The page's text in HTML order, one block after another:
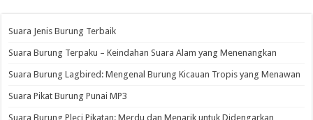
Suara Jenis Burung Terbaik
Suara Burung Terpaku – Keindahan Suara Alam yang Menenangkan
Suara Burung Lagbired: Mengenal Burung Kicauan Tropis yang Menawan
Suara Pikat Burung Punai MP3
Suara Burung Pleci Pikatan: Merdu dan Menarik untuk Didengarkan